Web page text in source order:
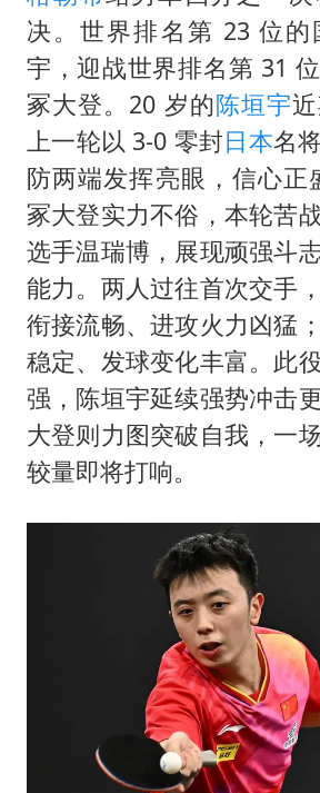
周末打虎
台风白海豚
《给阿嬷
多个明星演
万岁山接盘
上海轮渡全
习近平心系
决。世界排名第 23 位的
宇 ，迎战世界排名第 31
冢大登。20 岁的陈垣宇
上一轮以 3-0 零封日本名
防两端发挥亮眼，信心正
冢大登实力不俗，本轮苦
选手温瑞博，展现顽强斗
能力。两人过往首次交手
衔接流畅、进攻火力凶猛
稳定、发球变化丰富。此
强，陈垣宇延续强势冲击
大登则力图突破自我，一
较量即将打响。